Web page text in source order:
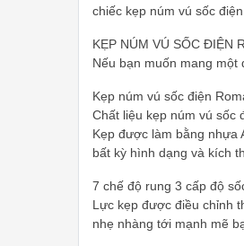
chiếc kẹp núm vú sốc
KẸP NÚM VÚ SỐC ĐIỆN
Nếu bạn muốn mang một
Kẹp núm vú sốc điện
Chất liệu kẹp núm vú sốc
Kẹp được làm bằng nhựa
bất kỳ hình dạng và kích
7 chế độ rung 3 cấp độ
Lực kẹp được điều chỉnh
nhẹ nhàng tới mạnh mẽ